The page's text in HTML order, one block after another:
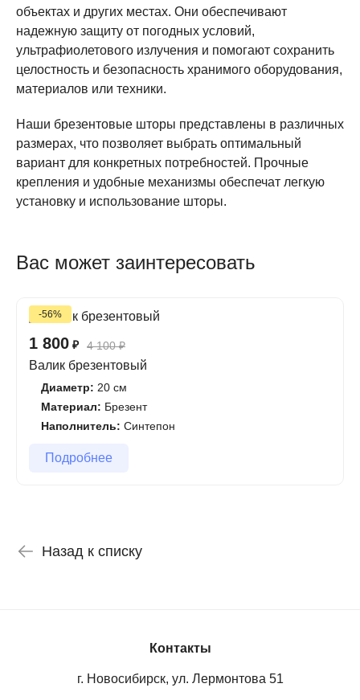
объектах и других местах. Они обеспечивают
надежную защиту от погодных условий,
ультрафиолетового излучения и помогают сохранить
целостность и безопасность хранимого оборудования,
материалов или техники.
Наши брезентовые шторы представлены в различных
размерах, что позволяет выбрать оптимальный
вариант для конкретных потребностей. Прочные
крепления и удобные механизмы обеспечат легкую
установку и использование шторы.
Вас может заинтересовать
-56%
1 800 ₽ 4 100₽
Валик брезентовый
Диаметр: 20 см
Материал: Брезент
Наполнитель: Синтепон
Подробнее
Назад к списку
Контакты
г. Новосибирск, ул. Лермонтова 51